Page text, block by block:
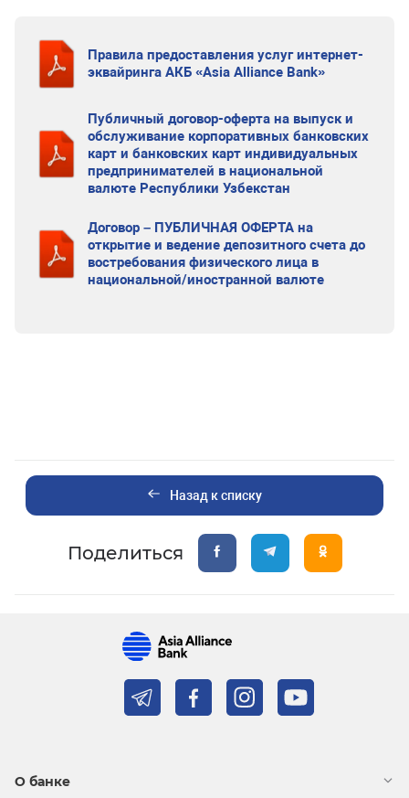
Правила предоставления услуг интернет-
эквайринга АКБ «Asia Alliance Bank»
Публичный договор-оферта на выпуск и
обслуживание корпоративных банковских
карт и банковских карт индивидуальных
предпринимателей в национальной
валюте Республики Узбекстан
Договор – ПУБЛИЧНАЯ ОФЕРТА на
открытие и ведение депозитного счета до
востребования физического лица в
национальной/иностранной валюте
Назад к списку
Поделиться
О банке